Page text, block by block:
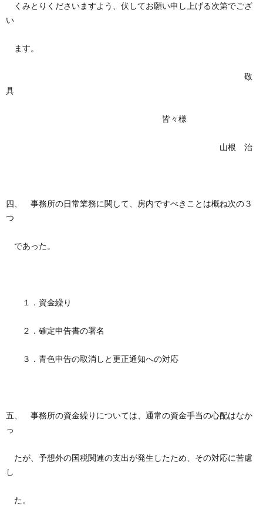
くみとりくださいますよう、伏してお願い申し上げる次第でござ
い
ます。
敬
具
皆々様
山根 治
四、 事務所の日常業務に関して、房内ですべきことは概ね次の３
つ
であった。
１．資金繰り
２．確定申告書の署名
３．青色申告の取消しと更正通知への対応
五、 事務所の資金繰りについては、通常の資金手当の心配はなか
っ
たが、予想外の国税関連の支出が発生したため、その対応に苦慮
し
た。